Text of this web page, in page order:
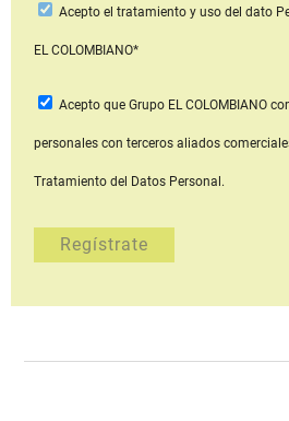
Acepto el tratamiento y uso del dato
EL COLOMBIANO*
Acepto que Grupo EL COLOMBIANO
personales con terceros aliados
Tratamiento del Datos Personal.